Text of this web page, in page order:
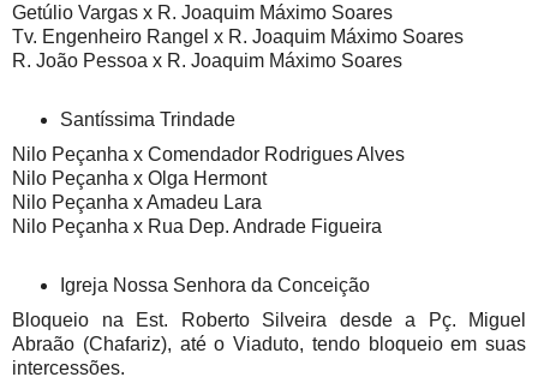
Getúlio Vargas x R. Joaquim Máximo Soares
Tv. Engenheiro Rangel x R. Joaquim Máximo Soares
R. João Pessoa x R. Joaquim Máximo Soares
Santíssima Trindade
Nilo Peçanha x Comendador Rodrigues Alves
Nilo Peçanha x Olga Hermont
Nilo Peçanha x Amadeu Lara
Nilo Peçanha x Rua Dep. Andrade Figueira
Igreja Nossa Senhora da Conceição
Bloqueio na Est. Roberto Silveira desde a Pç. Miguel
Abraão (Chafariz), até o Viaduto, tendo bloqueio em suas
intercessões.